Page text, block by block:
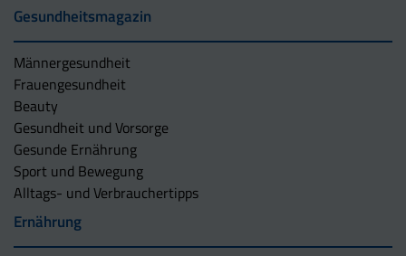
Gesundheitsmagazin
Männergesundheit
Frauengesundheit
Beauty
Gesundheit und Vorsorge
Gesunde Ernährung
Sport und Bewegung
Alltags- und Verbrauchertipps
Ernährung